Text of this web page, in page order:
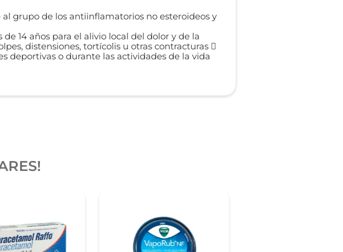
grupo de los antiinflamatorios no esteroideos y
14 años para el alivio local del dolor y de la
distensiones, tortícolis u otras contracturas 
deportivas o durante las actividades de la vida